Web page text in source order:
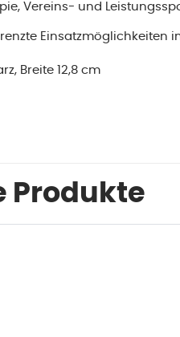
Vereins- und
Einsatzmöglichkeiten
Breite 12,8 cm
Produkte